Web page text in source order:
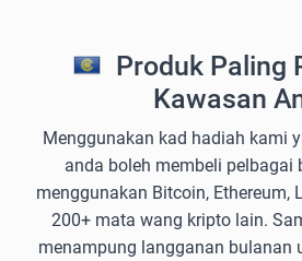
Produk Paling
Kawasan
Menggunakan kad hadiah kami
anda boleh membeli pelbagai
menggunakan Bitcoin, Ethereum,
200+ mata wang kripto lain.
menampung langganan bulanan